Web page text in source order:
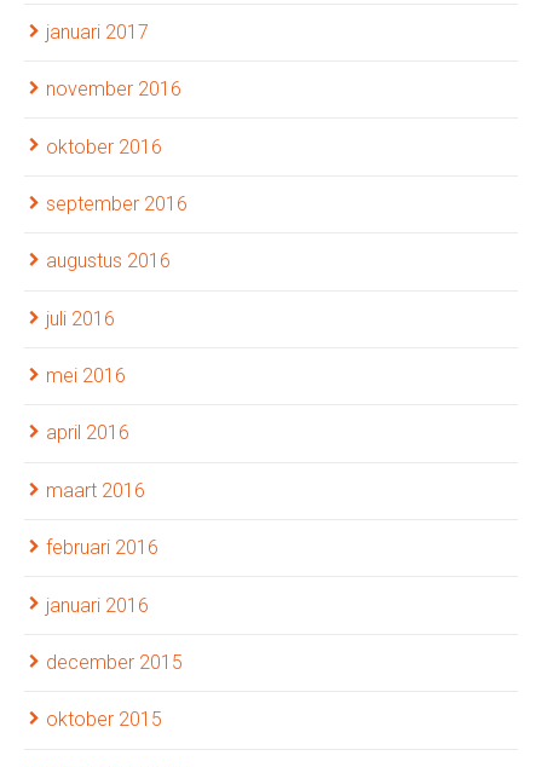
januari 2017
november 2016
oktober 2016
september 2016
augustus 2016
juli 2016
mei 2016
april 2016
maart 2016
februari 2016
januari 2016
december 2015
oktober 2015